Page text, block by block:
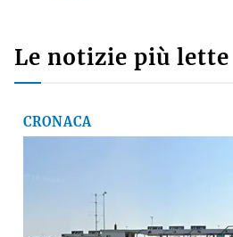
Le notizie più lette
CRONACA